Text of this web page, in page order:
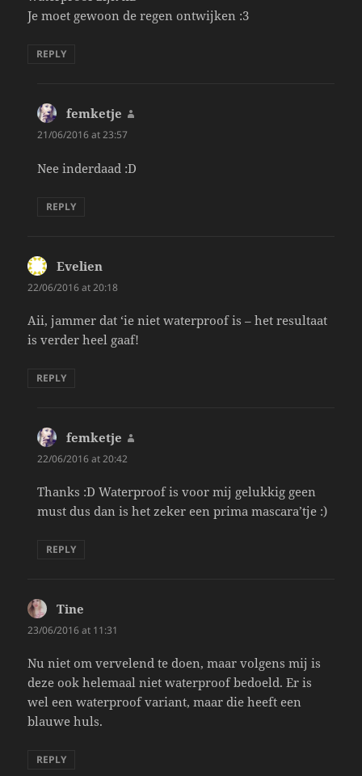
Je moet gewoon de regen ontwijken :3
REPLY
femketje
21/06/2016 at 23:57
Nee inderdaad :D
REPLY
Evelien
22/06/2016 at 20:18
Aii, jammer dat ‘ie niet waterproof is – het resultaat
is verder heel gaaf!
REPLY
femketje
22/06/2016 at 20:42
Thanks :D Waterproof is voor mij gelukkig geen
must dus dan is het zeker een prima mascara’tje :)
REPLY
Tine
23/06/2016 at 11:31
Nu niet om vervelend te doen, maar volgens mij is
deze ook helemaal niet waterproof bedoeld. Er is
wel een waterproof variant, maar die heeft een
blauwe huls.
REPLY